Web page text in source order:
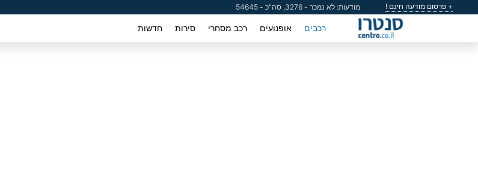
+ פרסום מודעה חינם ! מודעות: לא נמכר - 3276, סה"כ - 54645
רכבים אופנועים רכב מסחרי סירות חדשות